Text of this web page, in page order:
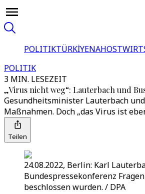
POLITIKTÜRKİYENAHOST
POLITIK
3 MIN. LESEZEIT
„Virus nicht weg“: Lauterbach und
Gesundheitsminister Lauterbach
Maßnahmen. Doch „das Virus ist
Teilen
24.08.2022, Berlin: Karl
Bundespressekonferenz
beschlossen wurden. / DPA